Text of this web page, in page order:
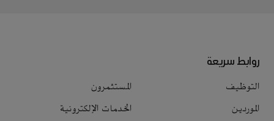
روابط سريعة
التوظيف
المستثمرون
الموردين
الخدمات الإلكترونية